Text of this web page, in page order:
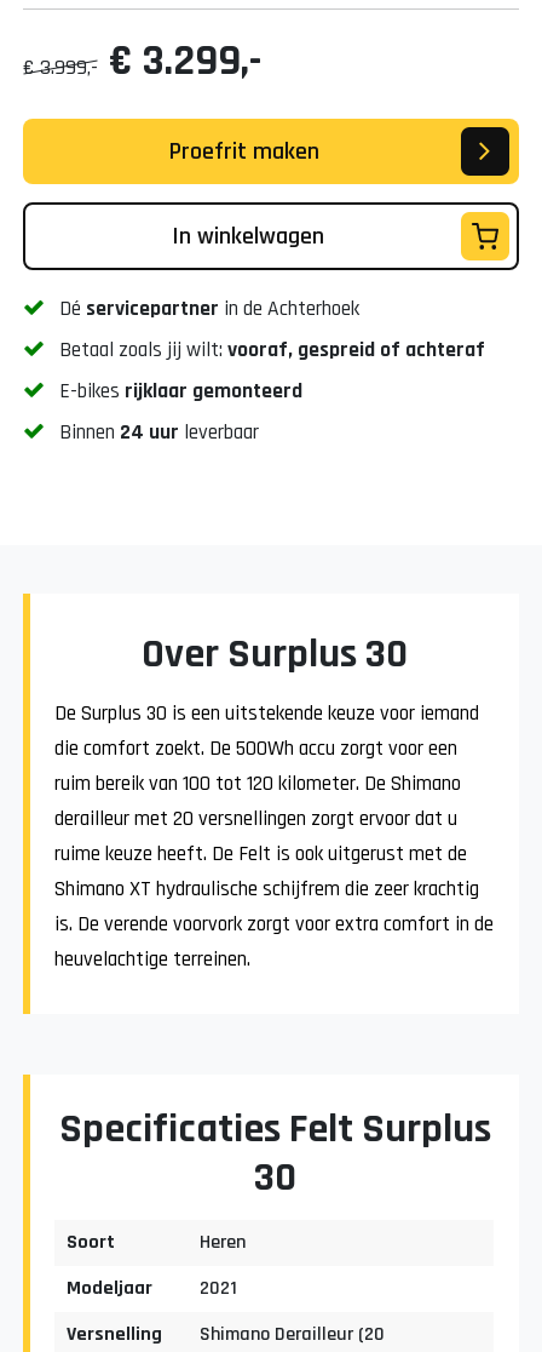
€ 3.999,- € 3.299,-
Proefrit maken
In winkelwagen
Dé servicepartner in de Achterhoek
Betaal zoals jij wilt:vooraf, gespreid of achteraf
E-bikes rijklaar gemonteerd
Binnen 24 uur leverbaar
Over Surplus 30
De Surplus 30 is een uitstekende keuze voor iemand
die comfort zoekt. De 500Wh accu zorgt voor een
ruim bereik van 100 tot 120 kilometer. De Shimano
derailleur met 20 versnellingen zorgt ervoor dat u
ruime keuze heeft. De Felt is ook uitgerust met de
Shimano XT hydraulische schijfrem die zeer krachtig
is. De verende voorvork zorgt voor extra comfort in de
heuvelachtige terreinen.
Specificaties Felt Surplus
30
Soort
Heren
Modeljaar
2021
Versnelling
Shimano Derailleur (20